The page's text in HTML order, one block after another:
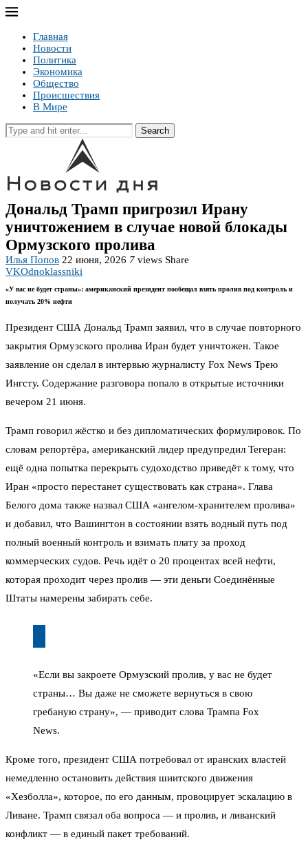
Главная
Новости
Политика
Экономика
Общество
Происшествия
В Мире
Search
Дональд Трамп пригрозил Ирану
уничтожением в случае новой блокады
Ормузского пролива
Илья Попов 22 июня, 2026 7 views Share
VKOdnoklassniki
«У вас не будет страны»: американский президент пообещал взять пролив под контроль и
получать 20% нефти
Президент США Дональд Трамп заявил, что в случае повторного
закрытия Ормузского пролива Иран будет уничтожен. Такое
заявление он сделал в интервью журналисту Fox News Трею
Ингсту. Содержание разговора попало в открытые источники
вечером 21 июня.
Трамп говорил жёстко и без дипломатических формулировок. По
словам репортёра, американский лидер предупредил Тегеран:
ещё одна попытка перекрыть судоходство приведёт к тому, что
Иран «просто перестанет существовать как страна». Глава
Белого дома также назвал США «ангелом-хранителем пролива»
и добавил, что Вашингтон в состоянии взять водный путь под
полный военный контроль и взимать плату за проход
коммерческих судов. Речь идёт о 20 процентах всей нефти,
которая проходит через пролив — эти деньги Соединённые
Штаты намерены забирать себе.
«Если вы закроете Ормузский пролив, у вас не будет
страны… Вы даже не сможете вернуться в свою
гребаную страну», — приводит слова Трампа Fox
News.
Кроме того, президент США потребовал от иранских властей
немедленно остановить действия шиитского движения
«Хезболла», которое, по его данным, провоцирует эскалацию в
Ливане. Трамп связал оба вопроса — и пролив, и ливанский
конфликт — в единый пакет требований.